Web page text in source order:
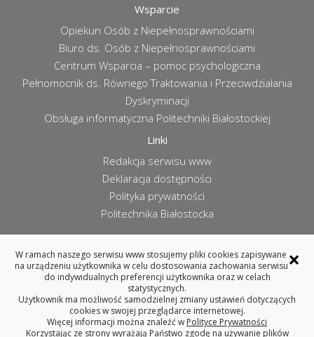
Wsparcie
Opiekun Osób z Niepełnosprawnościami
Biuro ds. Osób z Niepełnosprawnościami
Centrum Wsparcia – pomoc psychologiczna
Pełnomocnik ds. Równego Traktowania i Przeciwdziałania
Dyskryminacji
Obsługa informatyczna Politechniki Białostockiej
Linki
Redakcja serwisu www
Deklaracja dostępności
Polityka prywatności
Politechnika Białostocka
WYDZIAŁ ARCHITEKTURY
POLITECHNIKA BIAŁOSTOCKA
ul. Oskara Sosnowskiego 11, 15-893 Białystok
tel. 85 746 99 14 (centrala), fax 85 746 99 13
REGON: 000001672, NIP: 542-020-87-21
×
W ramach naszego serwisu www stosujemy pliki cookies zapisywane
na urządzeniu użytkownika w celu dostosowania zachowania serwisu
do indywidualnych preferencji użytkownika oraz w celach
statystycznych.
Użytkownik ma możliwość samodzielnej zmiany ustawień dotyczących
cookies w swojej przeglądarce internetowej.
Więcej informacji można znaleźć w Polityce Prywatności
Korzystając ze strony wyrażają Państwo zgodę na używanie plików